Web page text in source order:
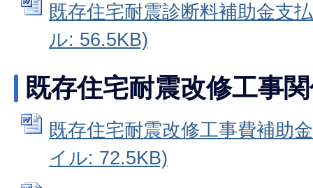
既存住宅耐震診断料補助金支
ル: 56.5KB)
既存住宅耐震改修工事
既存住宅耐震改修工事費補助
イル: 72.5KB)